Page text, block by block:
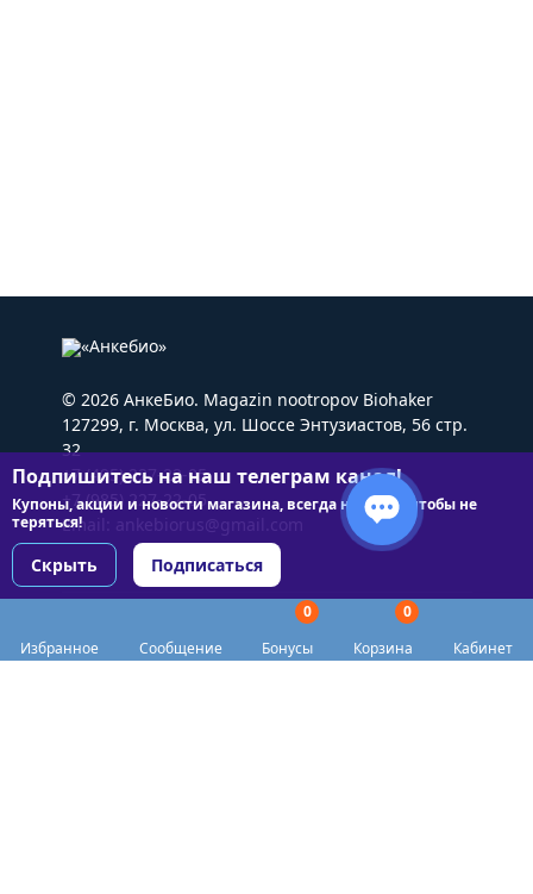
Избранное Сообщение
0
Бонусы
0
Корзина
Кабинет
© 2026 АнкеБио. Magazin nootropov Biohaker
127299, г. Москва, ул. Шоссе Энтузиастов, 56 стр.
32
+7 (495) 227-22-05
+7 (985) 227-22-05
Email: ankebiorus@gmail.com
Подпишитесь на наш телеграм канал!
Купоны, акции и новости магазина, всегда на связи чтобы не
теряться!
Скрыть Подписаться